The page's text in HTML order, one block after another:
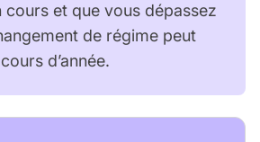
cours et que vous dépassez
de régime peut
d’année.